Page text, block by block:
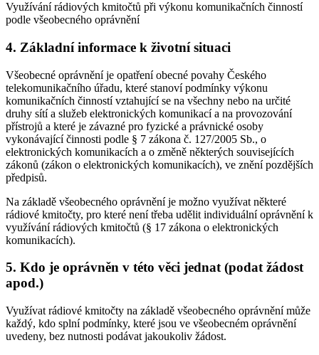
Využívání rádiových kmitočtů při výkonu komunikačních činností
podle všeobecného oprávnění
4. Základní informace k životní situaci
Všeobecné oprávnění je opatření obecné povahy Českého
telekomunikačního úřadu, které stanoví podmínky výkonu
komunikačních činností vztahující se na všechny nebo na určité
druhy sítí a služeb elektronických komunikací a na provozování
přístrojů a které je závazné pro fyzické a právnické osoby
vykonávající činnosti podle § 7 zákona č. 127/2005 Sb., o
elektronických komunikacích a o změně některých souvisejících
zákonů (zákon o elektronických komunikacích), ve znění pozdějších
předpisů.
Na základě všeobecného oprávnění je možno využívat některé
rádiové kmitočty, pro které není třeba udělit individuální oprávnění k
využívání rádiových kmitočtů (§ 17 zákona o elektronických
komunikacích).
5. Kdo je oprávněn v této věci jednat (podat žádost
apod.)
Využívat rádiové kmitočty na základě všeobecného oprávnění může
každý, kdo splní podmínky, které jsou ve všeobecném oprávnění
uvedeny, bez nutnosti podávat jakoukoliv žádost.